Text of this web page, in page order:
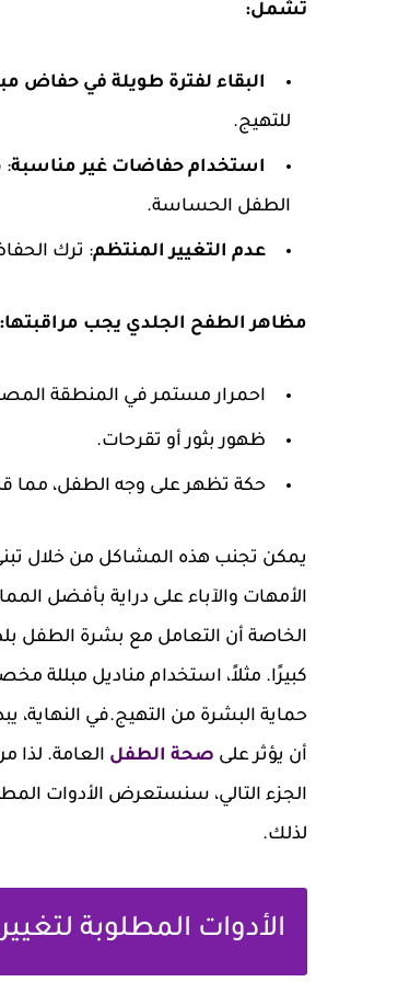
تشمل:
البقاء لفترة طويلة في حفاض
للتهيج.
استخدام حفاضات غير مناسبة:
الطفل الحساسة.
عدم التغيير المنتظم: ترك
مظاهر الطفح الجلدي يجب مراقبتها:
احمرار مستمر في المنطقة
ظهور بثور أو تقرحات.
حكة تظهر على وجه الطفل، مما
يمكن تجنب هذه المشاكل من خلال
الأمهات والآباء على دراية بأفضل
الخاصة أن التعامل مع بشرة الطفل
كبيرًا. مثلاً، استخدام مناديل
حماية البشرة من التهيج.في
أن يؤثر على صحة الطفل العامة. لذا
الجزء التالي، سنستعرض الأدوات
لذلك.
الأدوات المطلوبة